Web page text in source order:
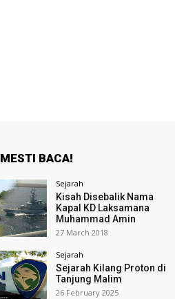
MESTI BACA!
Sejarah
Kisah Disebalik Nama
Kapal KD Laksamana
Muhammad Amin
27 March 2018
Sejarah
Sejarah Kilang Proton di
Tanjung Malim
26 February 2025